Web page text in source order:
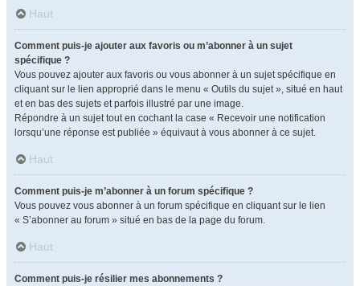
Haut
Comment puis-je ajouter aux favoris ou m’abonner à un sujet
spécifique ?
Vous pouvez ajouter aux favoris ou vous abonner à un sujet spécifique en
cliquant sur le lien approprié dans le menu « Outils du sujet », situé en haut
et en bas des sujets et parfois illustré par une image.
Répondre à un sujet tout en cochant la case « Recevoir une notification
lorsqu’une réponse est publiée » équivaut à vous abonner à ce sujet.
Haut
Comment puis-je m’abonner à un forum spécifique ?
Vous pouvez vous abonner à un forum spécifique en cliquant sur le lien
« S’abonner au forum » situé en bas de la page du forum.
Haut
Comment puis-je résilier mes abonnements ?